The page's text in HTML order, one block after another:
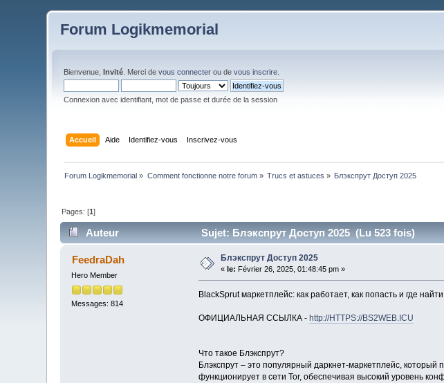
Forum Logikmemorial
Bienvenue,Invité . Merci devous connecter ou devous inscrire
Connexion avec identifiant, mot de passe et durée de la session
Accueil Aide Identifiez-vous Inscrivez-vous
Forum Logikmemorial » Comment fonctionne notre forum» Trucs et astuces » Блэкспрут Доступ 2025
Pages: [1]
Auteur Sujet: Блэкспрут Доступ 2025 (Lu 523 fois)
FeedraDah
Hero Member
Messages: 814
Блэкспрут Доступ 2025
« le: Février 26, 2025, 01:48:45 pm »
BlackSprut маркетплейс: как работает, как попасть и где
ОФИЦИАЛЬНАЯ ССЫЛКА - http://HTTPS://BS2WEB.ICU
Что такое Блэкспрут?
Блэкспрут – это популярный даркнет-маркетплейс,
функционирует в сети Tor, обеспечивая высокий уровень